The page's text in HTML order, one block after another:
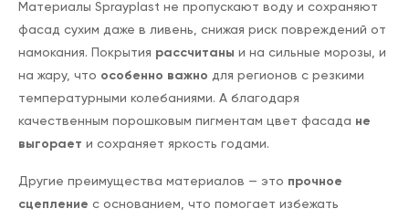
Материалы Sprayplast не пропускают воду и сохраняют
фасад сухим даже в ливень, снижая риск повреждений от
намокания. Покрытия рассчитаны и на сильные морозы, и
на жару, что особенно важно для регионов с резкими
температурными колебаниями. А благодаря
качественным порошковым пигментам цвет фасада не
выгорает и сохраняет яркость годами.
Другие преимущества материалов — это прочное
сцепление с основанием, что помогает избежать